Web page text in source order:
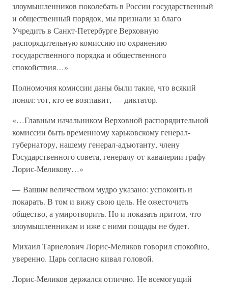
злоумышленников поколебать в России государственный
и общественный порядок, мы признали за благо
Учредить в Санкт-Петербурге Верховную
распорядительную комиссию по охранению
государственного порядка и общественного
спокойствия…»
Полномочия комиссии даны были такие, что всякий
понял: тот, кто ее возглавит, — диктатор.
«…Главным начальником Верховной распорядительной
комиссии быть временному харьковскому генерал-
губернатору, нашему генерал-адъютанту, члену
Государственного совета, генералу-от-кавалерии графу
Лорис-Меликову…»
— Вашим величеством мудро указано: успокоить и
покарать. В том и вижу свою цель. Не ожесточить
общество, а умиротворить. Но и показать притом, что
злоумышленникам и иже с ними пощады не будет.
Михаил Тариелович Лорис-Меликов говорил спокойно,
уверенно. Царь согласно кивал головой.
Лорис-Меликов держался отлично. Не всемогущий